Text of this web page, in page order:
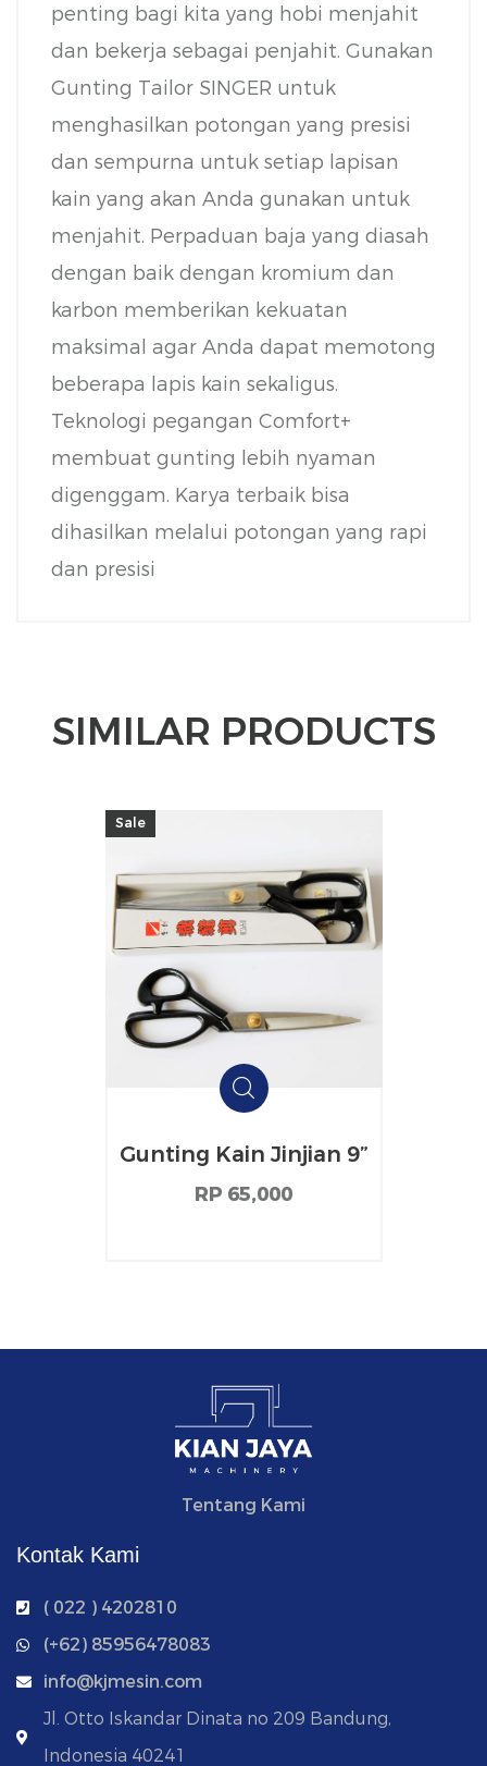
penting bagi kita yang hobi menjahit
dan bekerja sebagai penjahit. Gunakan
Gunting Tailor SINGER untuk
menghasilkan potongan yang presisi
dan sempurna untuk setiap lapisan
kain yang akan Anda gunakan untuk
menjahit. Perpaduan baja yang diasah
dengan baik dengan kromium dan
karbon memberikan kekuatan
maksimal agar Anda dapat memotong
beberapa lapis kain sekaligus.
Teknologi pegangan Comfort+
membuat gunting lebih nyaman
digenggam. Karya terbaik bisa
dihasilkan melalui potongan yang rapi
dan presisi
SIMILAR PRODUCTS
Sale
Gunting Kain Jinjian 9”
RP 65,000
Tentang Kami
Kontak Kami
( 022 ) 4202810
‭(+62) 85956478083
info@kjmesin.com
Jl. Otto Iskandar Dinata no 209 Bandung,
Indonesia 40241